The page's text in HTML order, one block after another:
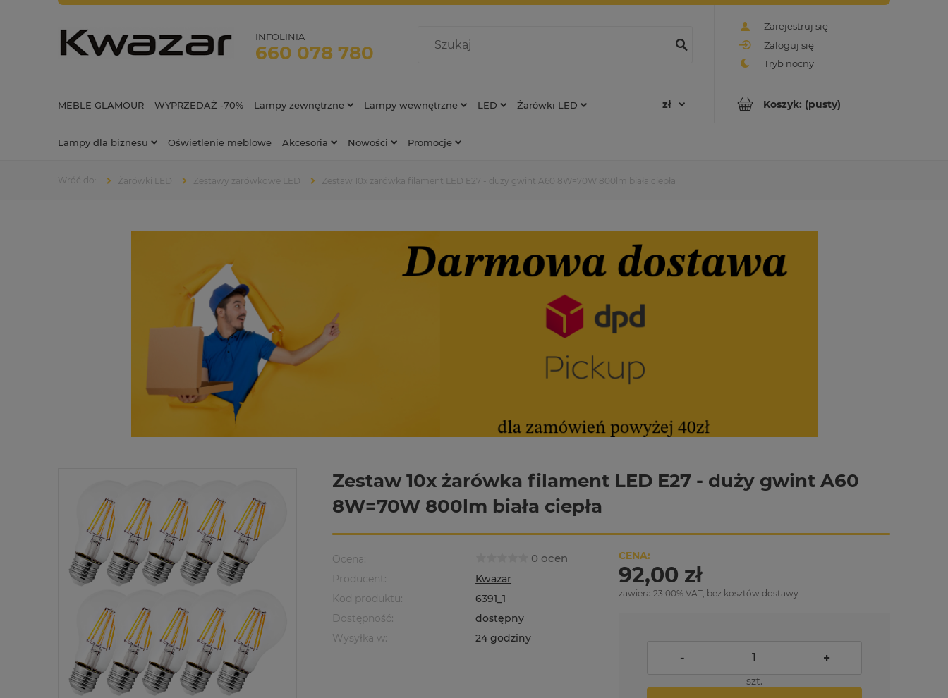
Zarejestruj się
Zaloguj się
INFOLINIA
660 078 780
Koszyk: (pusty)
MEBLE GLAMOUR WYPRZEDAŻ -70% Lampy zewnętrzne Lampy wewnętrzne LED Żarówki LED
Lampy dla biznesu Oświetlenie meblowe Akcesoria Nowości Promocje
Żarówki LED Zestawy żarówkowe LED Zestaw 10x żarówka filament LED E27 - duży gwint A60 8W=70W 800lm biała ciepła
Zestaw 10x żarówka filament LED E27 - duży gwint A60
8W=70W 800lm biała ciepła
Ocena: 0 ocen
Producent:
Kwazar
Kod produktu:
6391_1
Dostępność:
dostępny
Wysyłka w:
24 godziny
CENA:
92,00 zł
zawiera 23.00% VAT, bez kosztów dostawy
- +
szt.